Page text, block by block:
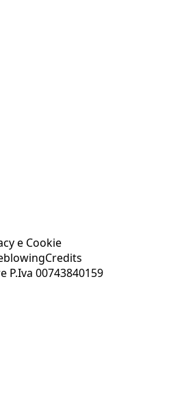
e Cookie
Credits
P.Iva 00743840159